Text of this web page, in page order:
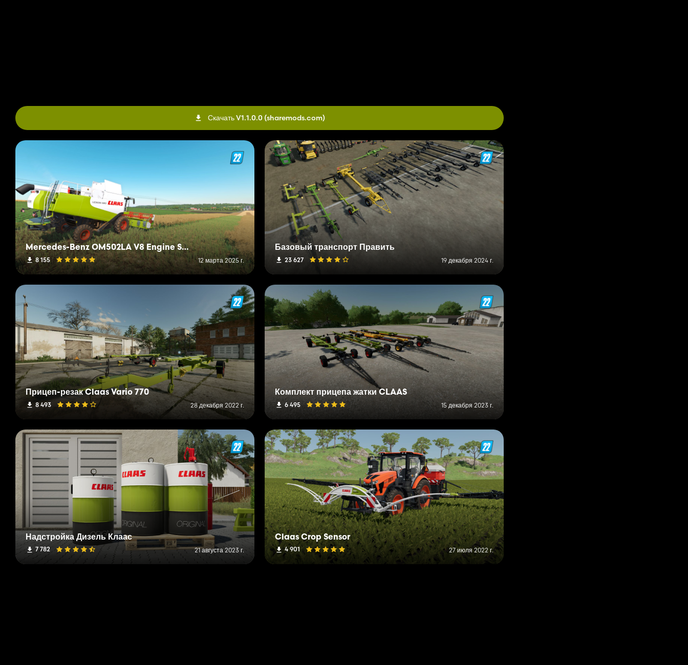
Скачать V1.1.0.0 (sharemods.com)
Mercedes-Benz OM502LA V8 Engine Sound
8 155 12 марта 2025 г.
Базовый транспорт Править
23 627 19 декабря 2024 г.
Прицеп-резак Claas Vario 770
8 493 28 декабря 2022 г.
Комплект прицепа жатки CLAAS
6 495 15 декабря 2023 г.
Надстройка Дизель Клаас
7 782 21 августа 2023 г.
Claas Crop Sensor
4 901 27 июля 2022 г.